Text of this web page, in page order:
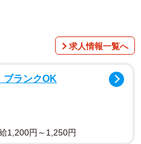
こさん）
求人情報一覧へ
ブランクOK
1,200円～1,250円